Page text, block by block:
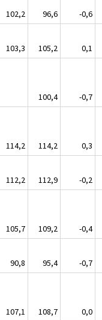
102,2 96,6
-0,6
103,3 105,2
0,1
100,4
-0,7
114,2 114,2
0,3
112,2 112,9
-0,2
105,7 109,2
-0,4
90,8 95,4
-0,7
107,1 108,7
0,0